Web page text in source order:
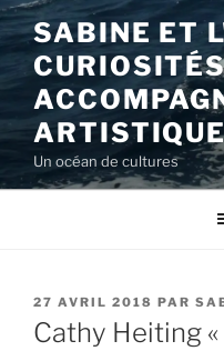
Aller
au
contenu
principal
SABINE ET
Un océan de cultures
PUBLIÉ
LE
27 AVRIL 2018 PAR
Cathy Heiting